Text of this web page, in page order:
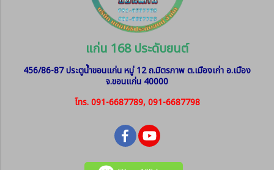
แก่น 168 ประดับยนต์
456/86-87 ประตูน้ำขอนแก่น หมู่ 12ถ.มิตรภาพ ต.เมืองเก่า อ.เมือง
จ.ขอนแก่น 40000
โทร. 091-6687789, 091-6687798